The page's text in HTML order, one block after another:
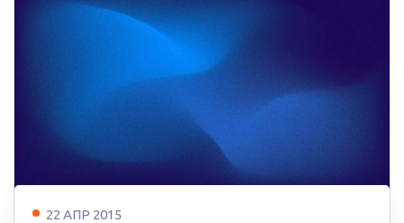
22 ΑΠΡ 2015